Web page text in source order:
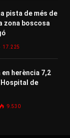
pista de més de
zona boscosa
17.225
herència 7,2
de
9.530